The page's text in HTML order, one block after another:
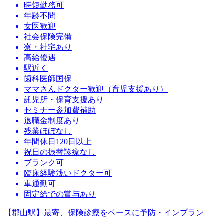
時短勤務可
年齢不問
女医歓迎
社会保険完備
寮・社宅あり
高給優遇
駅近く
歯科医師国保
ママさんドクター歓迎（育児支援あり）
託児所・保育支援あり
セミナー参加費補助
退職金制度あり
残業ほぼなし
年間休日120日以上
祝日の振替診療なし
ブランク可
臨床経験浅いドクター可
車通勤可
固定給での賞与あり
【郡山駅】最寄、保険診療をベースに予防・インプラ